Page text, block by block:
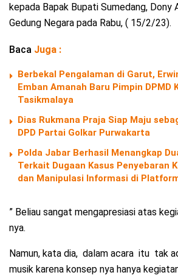
kepada Bapak Bupati Sumedang, Dony
Gedung Negara pada Rabu, ( 15/2/23).
Baca Juga :
Berbekal Pengalaman di Garut,
Emban Amanah Baru Pimpin DPMD
Tasikmalaya
Dias Rukmana Praja Siap Maju
DPD Partai Golkar Purwakarta
Polda Jabar Berhasil Menangkap
Terkait Dugaan Kasus Penyebaran
dan Manipulasi Informasi di
” Beliau sangat mengapresiasi atas
nya.
Namun, kata dia, dalam acara itu tak
musik karena konsep nya hanya